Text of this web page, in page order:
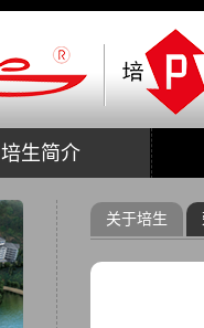
培生简介
关于培生